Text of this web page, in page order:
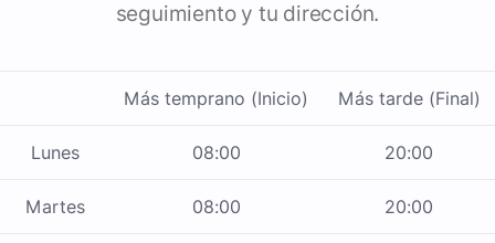
seguimiento y tu dirección.
Más temprano (Inicio) Más tarde (Final)
Lunes 08:00 20:00
Martes 08:00 20:00